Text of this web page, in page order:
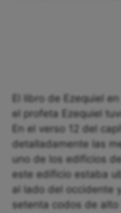
El libro de Ezequiel
el profeta Ezequiel
En el verso 12 del
detalladamente las
uno de los edificios
este edificio estaba
al lado del occidente
setenta codos de